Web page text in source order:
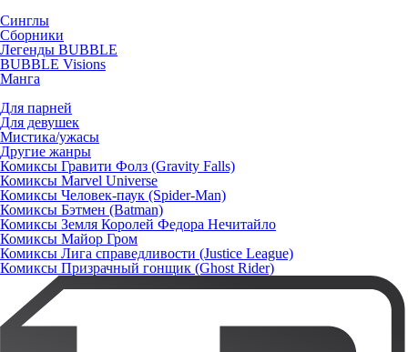
Синглы
Сборники
Легенды BUBBLE
BUBBLE Visions
Манга
Для парней
Для девушек
Мистика/ужасы
Другие жанры
Комиксы Гравити Фолз (Gravity Falls)
Комиксы Marvel Universe
Комиксы Человек-паук (Spider-Man)
Комиксы Бэтмен (Batman)
Комиксы Земля Королей Федора Нечитайло
Комиксы Майор Гром
Комиксы Лига справедливости (Justice League)
Комиксы Призрачный гонщик (Ghost Rider)